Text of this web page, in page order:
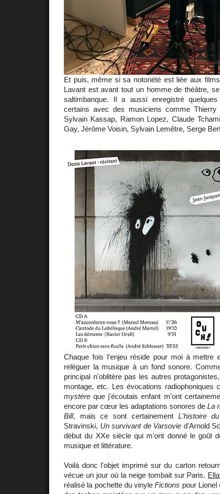
Et puis, même si sa notoriété est liée aux
Lavant est avant tout un homme de théâtre,
saltimbanque. Il a aussi enregistré
certains avec des musiciens comme Thierry
Sylvain Kassap, Ramon Lopez, Claude
Gay, Jérôme Voisin, Sylvain Lemêtre, Serge
Chaque fois l'enjeu réside pour moi à mettre
reléguer la musique à un fond sonore.
principal n'oblitère pas les autres
montage, etc. Les évocations radiophoniques
mystère que j'écoutais enfant m'ont
encore par cœur les adaptations sonores de La
Bill, mais ce sont certainement L'histoire
Stravinski, Un survivant de Varsovie d'Arnold
début du XXe siècle qui m'ont donné le goût
musique et littérature.
Voilà donc l'objet imprimé sur du carton
vécue un jour où la neige tombait sur Paris.
réalisé la pochette du vinyleFictions pour